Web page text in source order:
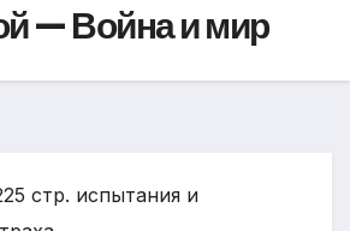
— Война и мир
стр. испытания и